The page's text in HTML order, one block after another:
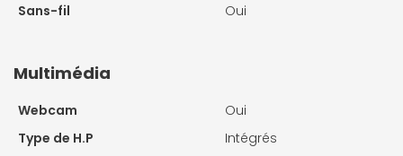
Sans-fil
Oui
Multimédia
Webcam
Oui
Type de H.P
Intégrés